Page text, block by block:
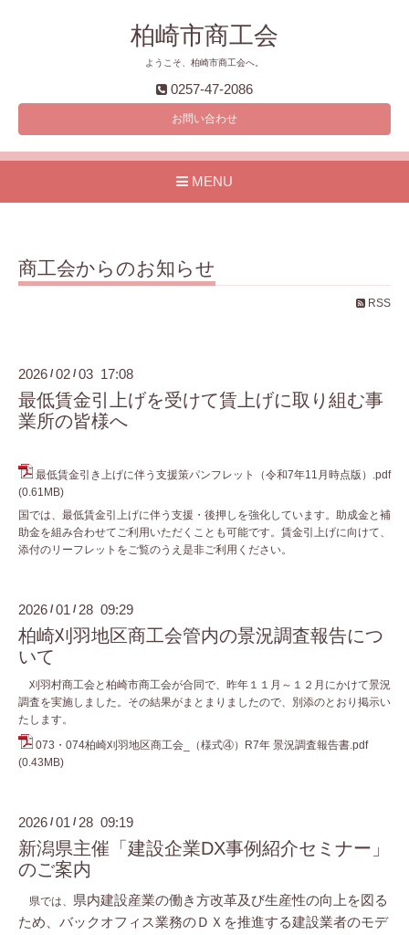
柏崎市商工会
ようこそ、柏崎市商工会へ。
0257-47-2086
お問い合わせ
MENU
商工会からのお知らせ
RSS
2026 /02 /03 17:08
最低賃金引上げを受けて賃上げに取り組む事
業所の皆様へ
最低賃金引き上げに伴う支援策パンフレット（令和7年11月時点版）.pdf
(0.61MB)
国では、最低賃金引上げに伴う支援・後押しを強化しています。助成金と補
助金を組み合わせてご利用いただくことも可能です。賃金引上げに向けて、
添付のリーフレットをご覧のうえ是非ご利用ください。
2026 /01 / 28 09:29
柏崎刈羽地区商工会管内の景況調査報告につ
いて
刈羽村商工会と柏崎市商工会が合同で、昨年１１月～１２月にかけて景況
調査を実施しました。その結果がまとまりましたので、別添のとおり掲示い
たします。
073・074柏崎刈羽地区商工会_（様式④）R7年 景況調査報告書.pdf
(0.43MB)
2026 /01 / 28 09:19
新潟県主催「建設企業DX事例紹介セミナー」
のご案内
県では、 県内建設産業の働き方改革及び生産性の向上を図る
ため、バックオフィス業務のＤＸを推進する建設業者のモデ